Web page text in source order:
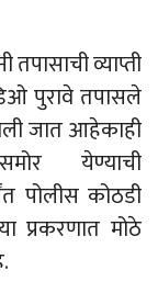
व्याप्ती
पुरावे तपासले
जात आहेकाही
येण्याची
पोलीस कोठडी
प्रकरणात मोठे